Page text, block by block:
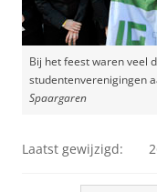
Bij het feest waren veel
studentenverenigingen
Spaargaren
Laatst gewijzigd: